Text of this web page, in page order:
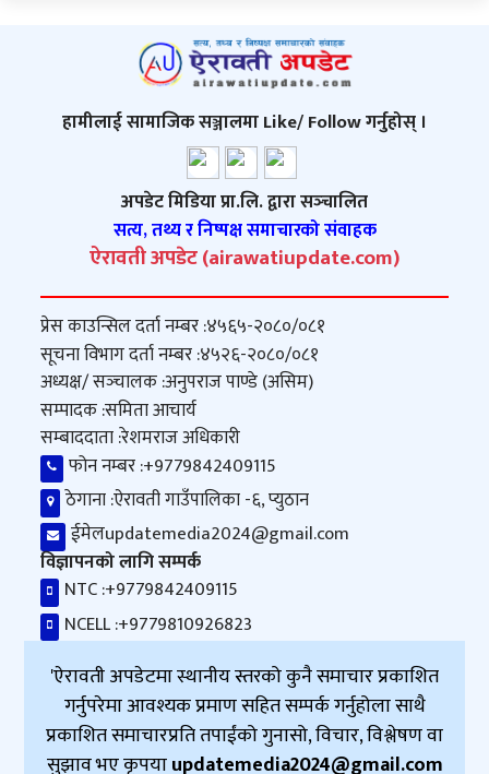
हामीलाई सामाजिक सञ्जालमा Like/ Follow गर्नुहोस् ।
अपडेट मिडिया प्रा.लि. द्वारा सञ्‍चालित
सत्य, तथ्य र निष्पक्ष समाचारको संवाहक
ऐरावती अपडेट (airawatiupdate.com)
प्रेस काउन्सिल दर्ता नम्बर :४५६५-२०८०/०८१
सूचना विभाग दर्ता नम्बर :४५२६-२०८०/०८१
अध्यक्ष/ सञ्‍चालक :अनुपराज पाण्डे (असिम)
सम्पादक :समिता आचार्य
सम्बाददाता :रेशमराज अधिकारी
फोन नम्बर :+9779842409115
ठेगाना :ऐरावती गाउँपालिका -६, प्युठान
ईमेलupdatemedia2024@gmail.com
विज्ञापनको लागि सम्पर्क
NTC :+9779842409115
NCELL :+9779810926823
'ऐरावती अपडेटमा स्थानीय स्तरको कुनै समाचार प्रकाशित
गर्नुपरेमा आवश्यक प्रमाण सहित सम्पर्क गर्नुहोला साथै
प्रकाशित समाचारप्रति तपाईंको गुनासो, विचार, विश्लेषण वा
सुझाव भए कृपयाupdatemedia2024@gmail.com